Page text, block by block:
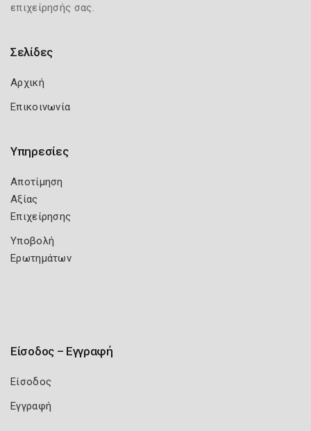
επιχείρησής σας.
Σελίδες
Αρχική
Επικοινωνία
Υπηρεσίες
Αποτίμηση
Αξίας
Επιχείρησης
Υποβολή
Ερωτημάτων
Είσοδος – Εγγραφή
Είσοδος
Εγγραφή